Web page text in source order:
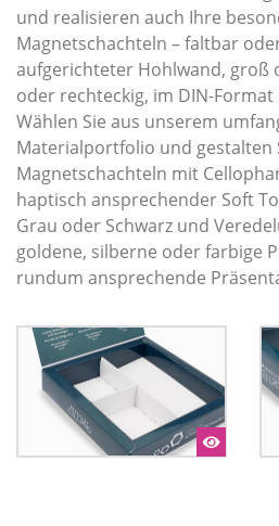
und realisieren auch Ihre
Magnetschachteln – faltbar
aufgerichteter Hohlwand, groß
oder rechteckig, im DIN-
Wählen Sie aus unserem
Materialportfolio und gestalten
Magnetschachteln mit
haptisch ansprechender Soft
Grau oder Schwarz und
goldene, silberne oder farbige
rundum ansprechende